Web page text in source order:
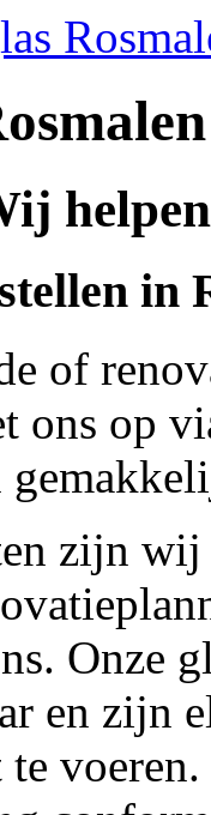
in
of
ons op
zijn wij
Onze
en zijn
te